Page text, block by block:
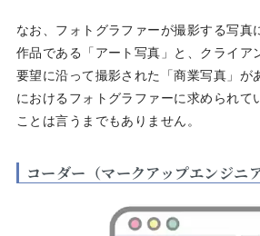
なお、フォトグラファーが撮影する写真
作品である「アート写真」と、クライア
要望に沿って撮影された「商業写真」が
におけるフォトグラファーに求められて
ことは言うまでもありません。
コーダー（マークアップエンジニア